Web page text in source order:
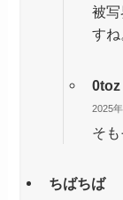
被
すね
0toz
2025
そ
ちばちば